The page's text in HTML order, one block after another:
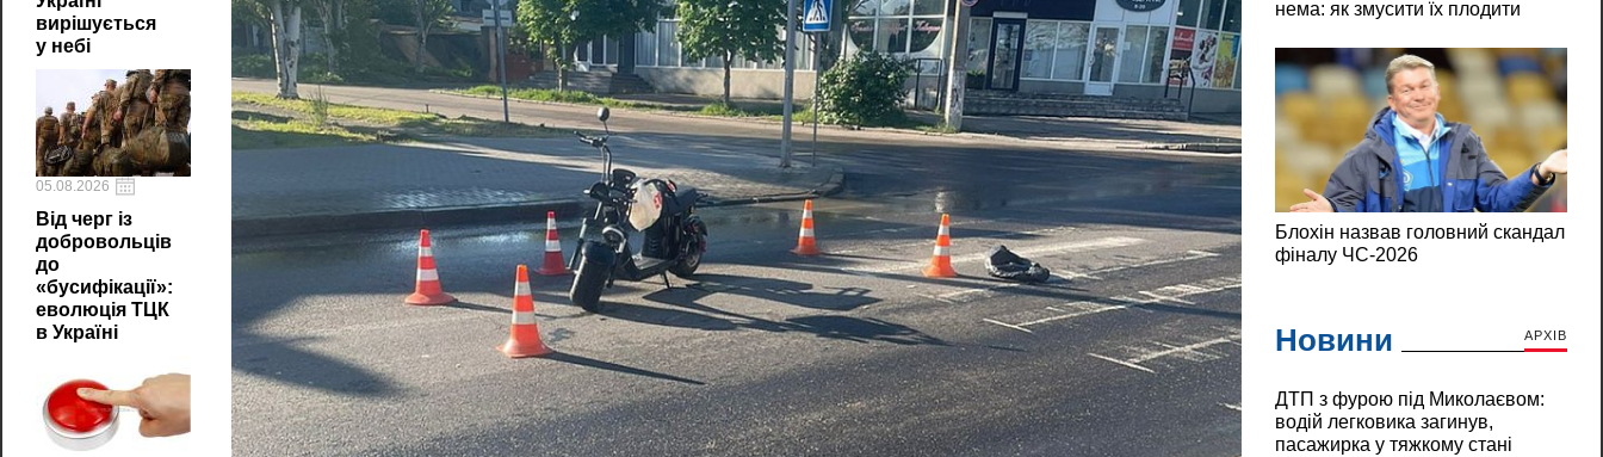
вирішується
у небі
05.08.2026
Від черг із
добровольців
до
«бусифікації»:
еволюція ТЦК
в Україні
Новини АРХІВ
ДТП з фурою під Миколаєвом:
водій легковика загинув,
пасажирка у тяжкому стані